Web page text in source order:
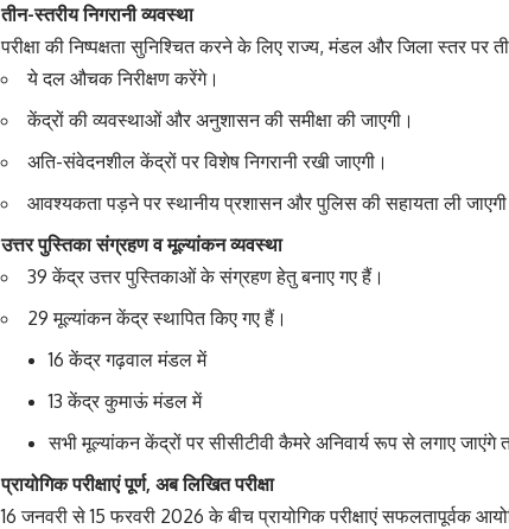
तीन-स्तरीय निगरानी व्यवस्था
परीक्षा की निष्पक्षता सुनिश्चित करने के लिए राज्य, मंडल और जिला स्तर
ये दल औचक निरीक्षण करेंगे।
केंद्रों की व्यवस्थाओं और अनुशासन की समीक्षा की जाएगी।
अति-संवेदनशील केंद्रों पर विशेष निगरानी रखी जाएगी।
आवश्यकता पड़ने पर स्थानीय प्रशासन और पुलिस की सहायता ली
उत्तर पुस्तिका संग्रहण व मूल्यांकन व्यवस्था
39 केंद्र उत्तर पुस्तिकाओं के संग्रहण हेतु बनाए गए हैं।
29 मूल्यांकन केंद्र स्थापित किए गए हैं।
16 केंद्र गढ़वाल मंडल में
13 केंद्र कुमाऊं मंडल में
सभी मूल्यांकन केंद्रों पर सीसीटीवी कैमरे अनिवार्य रूप से लगाए जाएंगे
प्रायोगिक परीक्षाएं पूर्ण, अब लिखित परीक्षा
16 जनवरी से 15 फरवरी 2026 के बीच प्रायोगिक परीक्षाएं सफलतापूर्वक